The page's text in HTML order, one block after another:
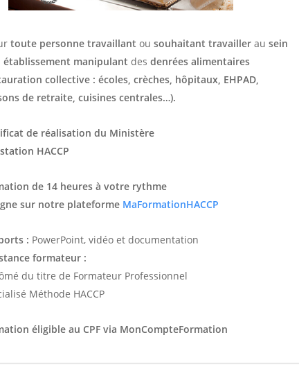
toute personne travaillant ou souhaitant travailler au sein
établissement manipulant des denrées alimentaires
collective : écoles, crèches, hôpitaux, EHPAD,
de retraite, cuisines centrales…).
de réalisation du Ministère
HACCP
de 14 heures à votre rythme
sur notre plateforme MaFormationHACCP
: PowerPoint, vidéo et documentation
formateur :
du titre de Formateur Professionnel
Méthode HACCP
éligible au CPF via MonCompteFormation